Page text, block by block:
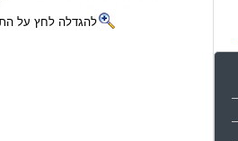
להגדלה לחץ על